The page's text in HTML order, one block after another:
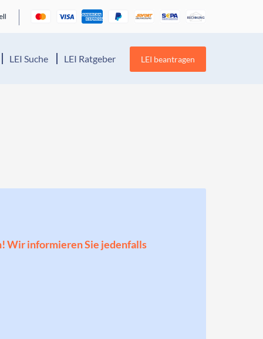
LEI Suche LEI Ratgeber LEI beantragen
Wir informieren Sie jedenfalls